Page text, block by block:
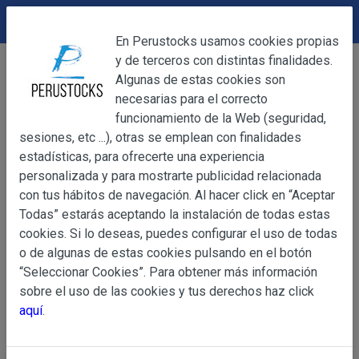
Alimentación
Desayuno
Avena Quaker 500g
OBJETO
Información
Básica
sobre
de Datos
OBJETO
Las presentes Condiciones Generales regulan la
web www.perustocks.es, del que es titular ALBERT
YACARINE (en adelante, PERUSTOCKS).
La adquisición de cualesquiera de los productos
DEVOLUCIONES
En Perustocks usamos cookies propias
y de terceros con distintas finalidades.
Algunas de estas cookies son
necesarias para el correcto
funcionamiento de la Web (seguridad,
sesiones, etc ...), otras se emplean con finalidades
estadísticas, para ofrecerte una experiencia
personalizada y para mostrarte publicidad relacionada
con tus hábitos de navegación. Al hacer click en “Aceptar
Todas” estarás aceptando la instalación de todas estas
cookies. Si lo deseas, puedes configurar el uso de todas
o de algunas de estas cookies pulsando en el botón
“Seleccionar Cookies”. Para obtener más información
sobre el uso de las cookies y tus derechos haz click
aquí.